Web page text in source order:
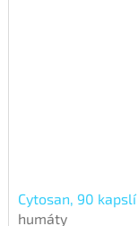
Cytosan, 90 kapslí
humáty